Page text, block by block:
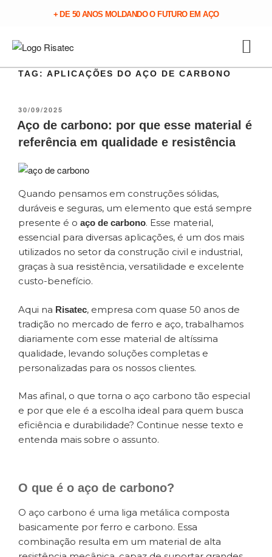
+ DE 50 ANOS MOLDANDO O FUTURO EM AÇO
TAG: APLICAÇÕES DO AÇO DE CARBONO
30/09/2025
Aço de carbono: por que esse material é
referência em qualidade e resistência
Quando pensamos em construções sólidas,
duráveis e seguras, um elemento que está sempre
presente é o aço de carbono. Esse material,
essencial para diversas aplicações, é um dos mais
utilizados no setor da construção civil e industrial,
graças à sua resistência, versatilidade e excelente
custo-benefício.
Aqui na Risatec, empresa com quase 50 anos de
tradição no mercado de ferro e aço, trabalhamos
diariamente com esse material de altíssima
qualidade, levando soluções completas e
personalizadas para os nossos clientes.
Mas afinal, o que torna o aço carbono tão especial
e por que ele é a escolha ideal para quem busca
eficiência e durabilidade? Continue nesse texto e
entenda mais sobre o assunto.
O que é o aço de carbono?
O aço carbono é uma liga metálica composta
basicamente por ferro e carbono. Essa
combinação resulta em um material de alta